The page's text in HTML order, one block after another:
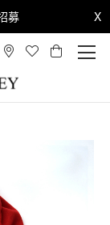
募 X